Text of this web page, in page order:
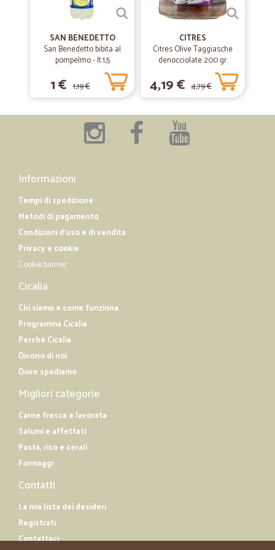
Ottimo servizio
previsti e comunicati anticipatamente anche in questo periodo di
emergenza Covid-19. I prodotti giungono sempre freschissimi e in
perfette condizioni.
Puntuali e precisi in tutto
Puntuali e precisi in tutto. Grazie
SAN BENEDETTO
San Benedetto bibita al
pompelmo - lt.1,5
1 € 1,19 €
CITRES
Citres Olive Taggiasche
denocciolate 200 gr.
4,19 € 4,79 €
Informazioni
Tempi di spedizione
Metodi di pagamento
Condizioni d'uso e di vendita
Privacy e cookie
Cookie banner
Cicalia
Chi siamo e come funziona
Programma Cicalia
Perché Cicalia
Dicono di noi
Dove spediamo
Migliori categorie
Carne fresca e lavorata
Salumi e affettati
Pasta, riso e cerali
Formaggi
Contatti
La mia lista dei desideri
Registrati
Contattaci